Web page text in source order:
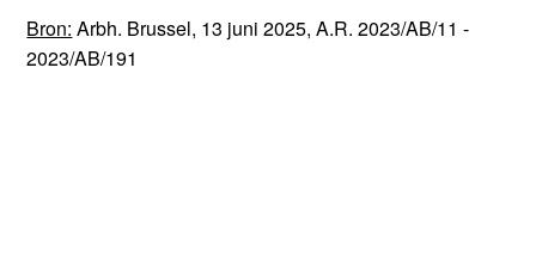
Bron: Arbh. Brussel, 13 juni 2025, A.R. 2023/AB/11 -
2023/AB/191